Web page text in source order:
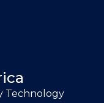
Technology